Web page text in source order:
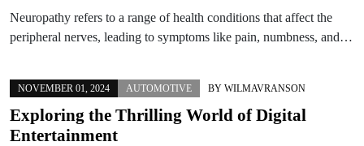
Neuropathy refers to a range of health conditions that affect the
peripheral nerves, leading to symptoms like pain, numbness, and…
NOVEMBER 01, 2024 AUTOMOTIVE BY WILMAVRANSON
Exploring the Thrilling World of Digital
Entertainment